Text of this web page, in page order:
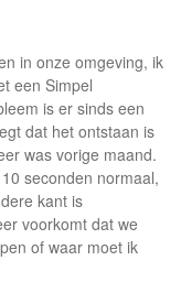
in onze omgeving, ik
een Simpel
is er sinds een
dat het ontstaan is
was vorige maand.
seconden normaal,
kant is
voorkomt dat we
of waar moet ik